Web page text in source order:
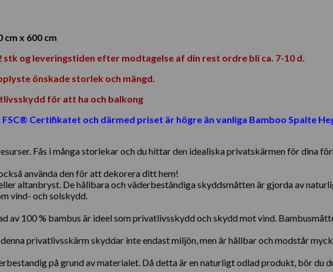
x 600 cm
og leveringstiden efter modtagelse af din rest ordre bli ca. 7-10 d.
önskade storlek och mängd.
för att ha och balkong
FSC® Certifikatet och därmed priset är högre än vanliga Bamboo Spalte
Fås i många storlekar och du hittar den idealiska privatskärmen för dina
använda den för att dekorera ditt hem!
altanbryst. De hållbara och väderbeständiga skyddsmåtten är gjorda av
vind- och solskydd.
100 % bambus är ideel som privatlivsskydd och skydd mot vind.
privatlivsskärm skyddar inte endast miljön, men är hållbar och modstår
på grund av materialet. Då detta är en naturligt odlad produkt, bör du